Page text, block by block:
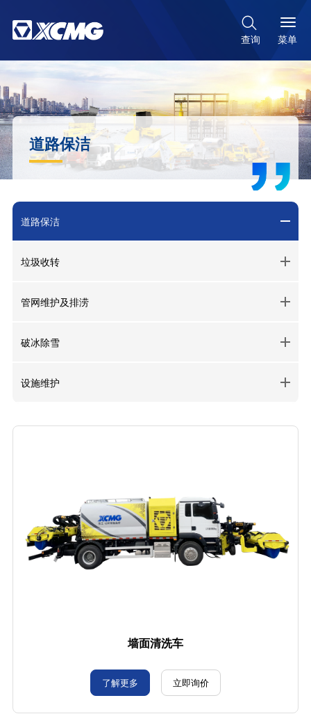

查询 菜单
道路保洁
道路保洁
垃圾收转
管网维护及排涝
破冰除雪
设施维护
墙面清洗车
了解更多 立即询价